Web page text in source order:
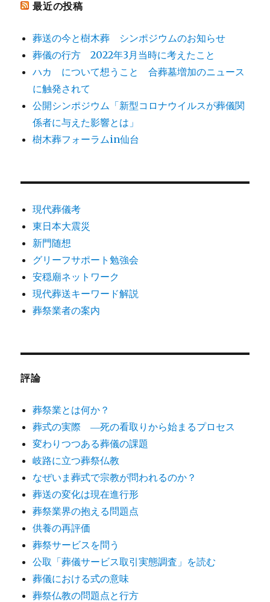
最近の投稿
葬送の今と樹木葬 シンポジウムのお知らせ
葬儀の行方 2022年3月当時に考えたこと
ハカ について想うこと 合葬墓増加のニュース
に触発されて
公開シンポジウム「新型コロナウイルスが葬儀関
係者に与えた影響とは」
樹木葬フォーラムin仙台
現代葬儀考
東日本大震災
新門随想
グリーフサポート勉強会
安穏廟ネットワーク
現代葬送キーワード解説
葬祭業者の案内
評論
葬祭業とは何か？
葬式の実際 ―死の看取りから始まるプロセス
変わりつつある葬儀の課題
岐路に立つ葬祭仏教
なぜいま葬式で宗教が問われるのか？
葬送の変化は現在進行形
葬祭業界の抱える問題点
供養の再評価
葬祭サービスを問う
公取「葬儀サービス取引実態調査」を読む
葬儀における式の意味
葬祭仏教の問題点と行方